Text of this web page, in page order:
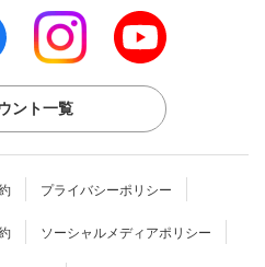
ント一覧
プライバシーポリシー
ソーシャルメディアポリシー